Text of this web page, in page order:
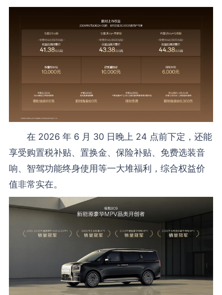
在 2026 年 6 月 30 日晚上 24 点前下定，还能
享受购置税补贴、置换金、保险补贴、免费选装音
响、智驾功能终身使用等一大堆福利，综合权益价
值非常实在。